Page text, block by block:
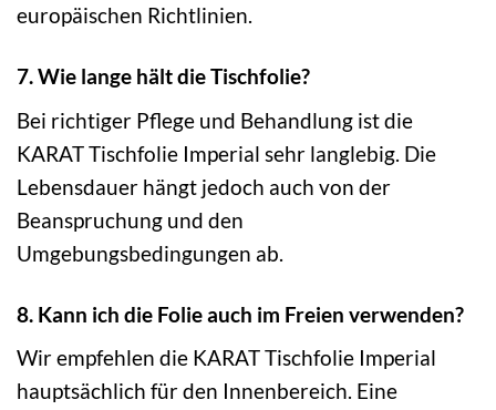
europäischen Richtlinien.
7. Wie lange hält die Tischfolie?
Bei richtiger Pflege und Behandlung ist die
KARAT Tischfolie Imperial sehr langlebig. Die
Lebensdauer hängt jedoch auch von der
Beanspruchung und den
Umgebungsbedingungen ab.
8. Kann ich die Folie auch im Freien verwenden?
Wir empfehlen die KARAT Tischfolie Imperial
hauptsächlich für den Innenbereich. Eine